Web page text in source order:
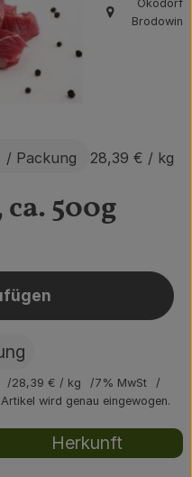
500g
/ Packung 28,39 € / kg
, Herkunft:
Ökodorf
Brodowin
zum Warenkorb
28,39 €/ kg
7% MwSt
wird genau eingewogen.
Herkunft